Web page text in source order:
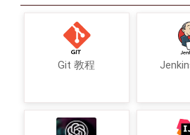
Git 教程